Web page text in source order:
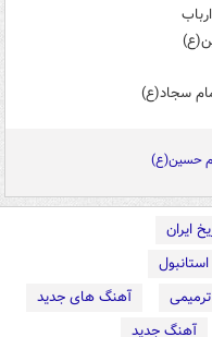
سجاد(ع)
حسین(ع)
ایران
آهنگ های جدید
آهنگ جدید